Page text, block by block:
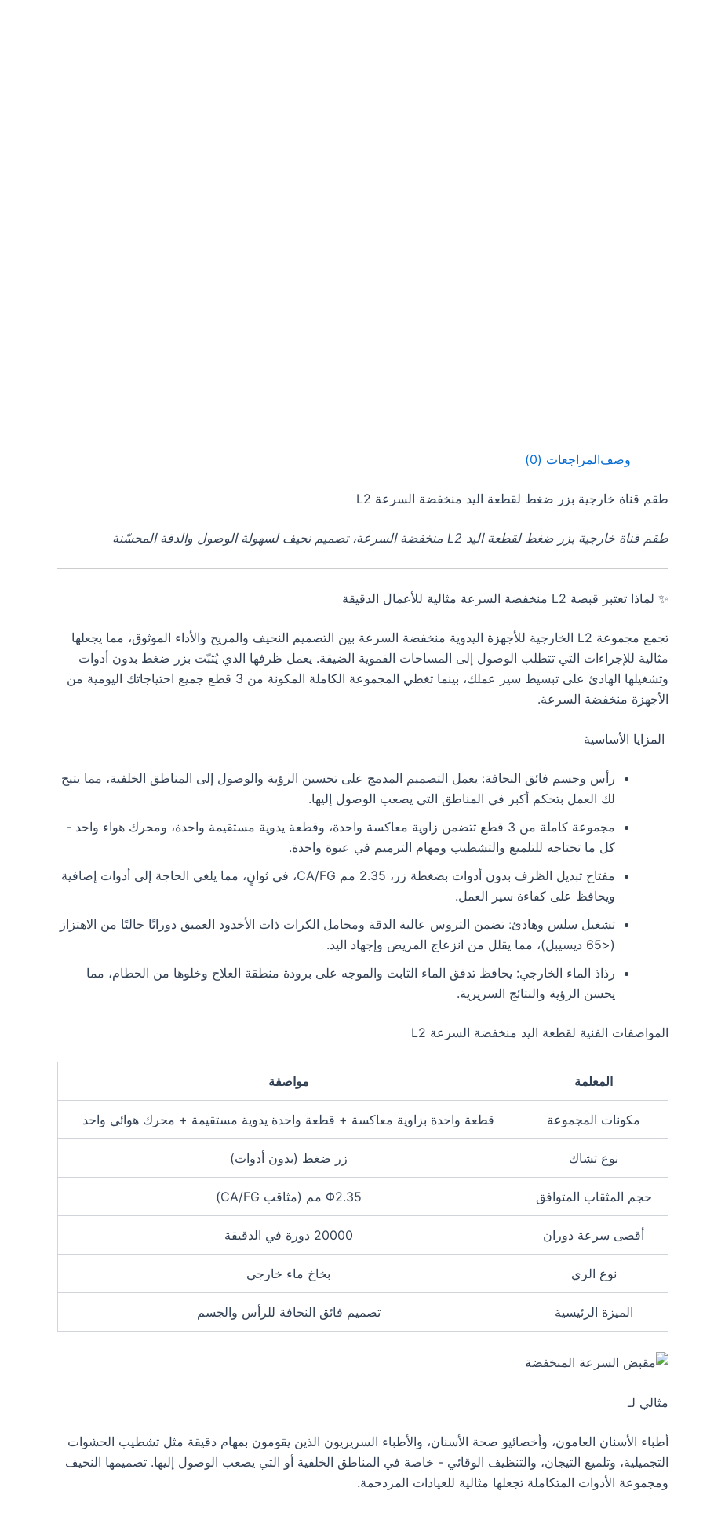
وصفالمراجعات (0)
طقم قناة خارجية بزر ضغط لقطعة اليد منخفضة السرعة L2
طقم قناة خارجية بزر ضغط لقطعة اليد L2 منخفضة السرعة، تصميم نحيف لسهولة الوصول والدقة المحسّنة
✨ لماذا تعتبر قبضة L2 منخفضة السرعة مثالية للأعمال الدقيقة
تجمع مجموعة L2 الخارجية للأجهزة اليدوية منخفضة السرعة بين التصميم النحيف والمريح والأداء الموثوق، مما يجعلها
مثالية للإجراءات التي تتطلب الوصول إلى المساحات الفموية الضيقة. يعمل ظرفها الذي يُثبّت بزر ضغط بدون أدوات
وتشغيلها الهادئ على تبسيط سير عملك، بينما تغطي المجموعة الكاملة المكونة من 3 قطع جميع احتياجاتك اليومية من
الأجهزة منخفضة السرعة.
المزايا الأساسية
رأس وجسم فائق النحافة: يعمل التصميم المدمج على تحسين الرؤية والوصول إلى المناطق الخلفية، مما يتيح
لك العمل بتحكم أكبر في المناطق التي يصعب الوصول إليها.
مجموعة كاملة من 3 قطع تتضمن زاوية معاكسة واحدة، وقطعة يدوية مستقيمة واحدة، ومحرك هواء واحد -
كل ما تحتاجه للتلميع والتشطيب ومهام الترميم في عبوة واحدة.
مفتاح تبديل الظرف بدون أدوات بضغطة زر، 2.35 مم CA/FG، في ثوانٍ، مما يلغي الحاجة إلى أدوات إضافية
ويحافظ على كفاءة سير العمل.
تشغيل سلس وهادئ: تضمن التروس عالية الدقة ومحامل الكرات ذات الأخدود العميق دورانًا خاليًا من الاهتزاز
(<65 ديسيبل)، مما يقلل من انزعاج المريض وإجهاد اليد.
رذاذ الماء الخارجي: يحافظ تدفق الماء الثابت والموجه على برودة منطقة العلاج وخلوها من الحطام، مما
يحسن الرؤية والنتائج السريرية.
المواصفات الفنية لقطعة اليد منخفضة السرعة L2
المعلمة مواصفة
مكونات المجموعة قطعة واحدة بزاوية معاكسة + قطعة واحدة يدوية مستقيمة + محرك هوائي واحد
نوع تشاك زر ضغط (بدون أدوات)
حجم المثقاب المتوافق Φ2.35 مم (مثاقب CA/FG)
أقصى سرعة دوران 20000 دورة في الدقيقة
نوع الري بخاخ ماء خارجي
الميزة الرئيسية تصميم فائق النحافة للرأس والجسم
مثالي لـ
أطباء الأسنان العامون، وأخصائيو صحة الأسنان، والأطباء السريريون الذين يقومون بمهام دقيقة مثل تشطيب الحشوات
التجميلية، وتلميع التيجان، والتنظيف الوقائي - خاصة في المناطق الخلفية أو التي يصعب الوصول إليها. تصميمها النحيف
ومجموعة الأدوات المتكاملة تجعلها مثالية للعيادات المزدحمة.